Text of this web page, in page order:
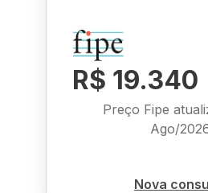
R$ 19.340
Preço Fipe
Ago/
Nova